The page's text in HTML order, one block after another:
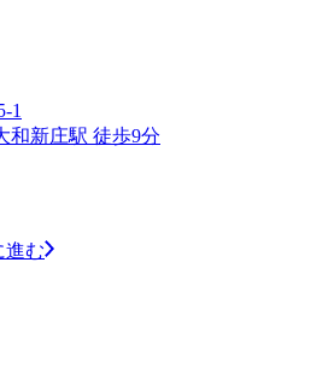
1
和新庄駅 徒歩9分
進む